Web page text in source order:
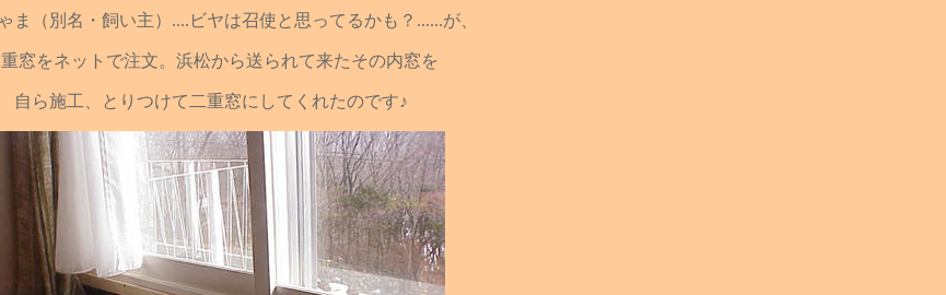
ま（別名・飼い主）....ビヤは召使と思ってるかも？......が、
重窓をネットで注文。浜松から送られて来たその内窓を
自ら施工、とりつけて二重窓にしてくれたのです♪